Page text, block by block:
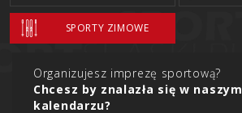
SPORTY ZIMOWE
Organizujesz imprezę sportową?
Chcesz by znalazła się w naszym
kalendarzu?